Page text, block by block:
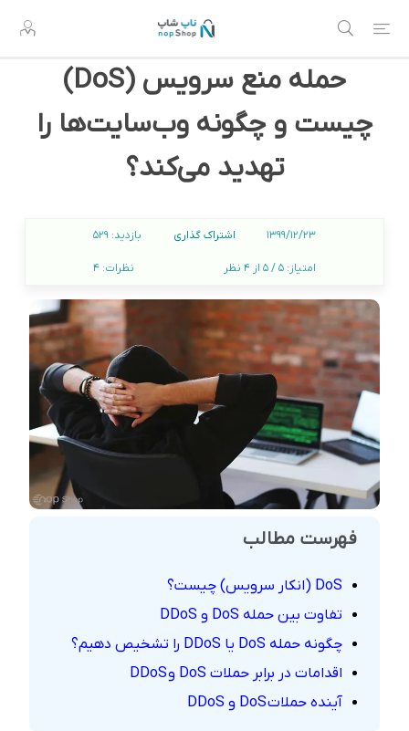
حمله منع سرویس (DoS)
چیست و چگونه وب‌سایت‌ها را
تهدید می‌کند؟
1399/12/23 اشتراک گذاری بازدید:529
امتیاز: 5 / 5 از 4 نظر نظرات: 4
فهرست مطالب
DoS (انکار سرویس) چیست؟
تفاوت بین حمله DoS و DDoS
چگونه حمله DoS یا DDoS را تشخیص دهیم؟
اقدامات در برابر حملات DoS و DDoS
آینده حملات DoS و DDoS